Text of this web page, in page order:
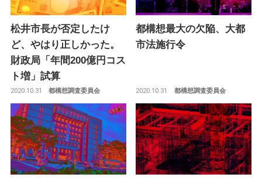
松井市長が否定したけ
ど、やはり正しかった。
財政局「年間200億円コス
ト増」試算
都構想調査委員会
2020.10.31
都構想最大の欠陥、大都
市法施行令
都構想調査委員会
2020.10.31